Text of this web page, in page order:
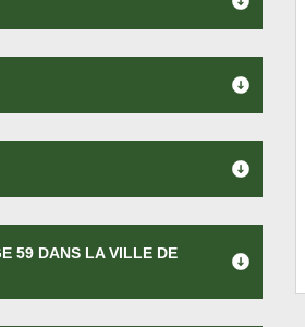
59 DANS LA VILLE DE